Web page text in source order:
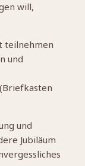
will,
teilnehmen
und
und
Jubiläum